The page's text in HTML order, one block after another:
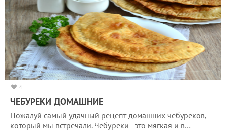
4
ЧЕБУРЕКИ ДОМАШНИЕ
Пожалуй самый удачный рецепт домашних чебуреков,
который мы встречали. Чебуреки - это мягкая и в…